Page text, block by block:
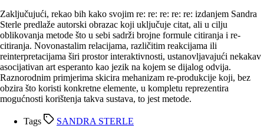
Zaključujući, rekao bih kako svojim re: re: re: re: re: izdanjem Sandra
Sterle predlaže autorski obrazac koji uključuje citat, ali u cilju
oblikovanja metode što u sebi sadrži brojne formule citiranja i re-
citiranja. Novonastalim relacijama, različitim reakcijama ili
reinterpretacijama širi prostor interaktivnosti, ustanovljavajući nekakav
asocijativan art esperanto kao jezik na kojem se dijalog odvija.
Raznorodnim primjerima skicira mehanizam re-produkcije koji, bez
obzira što koristi konkretne elemente, u kompletu reprezentira
mogućnosti korištenja takva sustava, to jest metode.
Tags SANDRA STERLE